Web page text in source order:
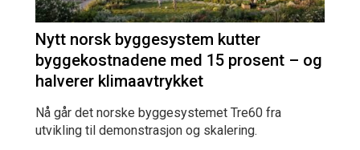
Nytt norsk byggesystem kutter
byggekostnadene med 15 prosent – og
halverer klimaavtrykket
Nå går det norske byggesystemet Tre60 fra
utvikling til demonstrasjon og skalering.